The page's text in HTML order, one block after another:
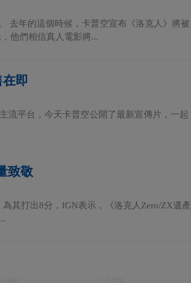
去年的這個時候，卡普空宣布《洛克人》將被
他們相信真人電影將...
即
流平台，今天卡普空公開了最新宣傳片，一起
致敬
其打出8分，IGN表示，《洛克人Zero/ZX遺產